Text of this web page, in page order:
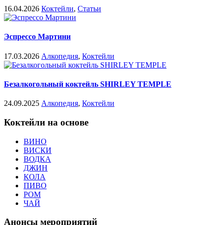
16.04.2026 Коктейли, Статьи
Эспрессо Мартини
17.03.2026 Алкопедия, Коктейли
Безалкогольный коктейль SHIRLEY TEMPLE
24.09.2025 Алкопедия, Коктейли
Коктейли на основе
ВИНО
ВИСКИ
ВОДКА
ДЖИН
КОЛА
ПИВО
РОМ
ЧАЙ
Анонсы мероприятий